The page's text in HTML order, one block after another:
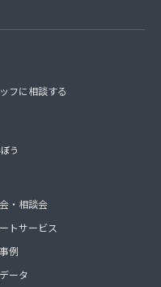
フに相談する
う
・相談会
トサービス
例
ータ